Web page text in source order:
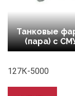
Танковые
(пара) с
127К-5000